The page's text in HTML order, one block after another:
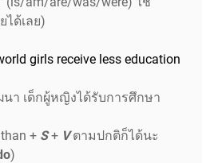
ได้เลย)
girls receive less education
า เด็กผู้หญิงได้รับการศึกษา
+ S+ Vตามปกติก็ได้นะ
)